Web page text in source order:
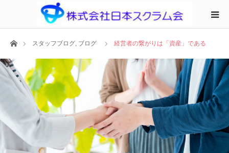
ホームスタッフブログ, ブログ 経営者の繋がりは「資産」である